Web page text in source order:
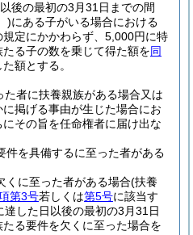
後の最初の3月31日までの間
)にある子がいる場合における
規定にかかわらず、5,000円に特
る子の数を乗じて得た額を同
額とする。
た者に扶養親族がある場合又は
掲げる事由が生じた場合にお
その旨を任命権者に届け出な
件を具備するに至った者がある
くに至った者がある場合(扶養
第3号若しくは第5号に該当す
した日以後の最初の3月31日
る要件を欠くに至った場合を